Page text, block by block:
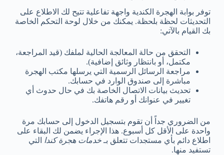
توفر بوابة الهجرة الكندية واجهة تفاعلية تتيح لك الاطلاع على
التحديثات لحظة بلحظة. يمكنك من خلال لوحة التحكم الخاصة
بك القيام بالآتي:
التحقق من حالة المعالجة الحالية لملفك (قيد المراجعة،
مكتمل، أو بانتظار وثائق إضافية).
مراجعة الرسائل الرسمية التي يرسلها مكتب الهجرة
مباشرة إلى صندوق الوارد في حسابك.
تحديث بيانات الاتصال الخاصة بك في حال حدوث أي
تغيير في عنوانك أو رقم هاتفك.
من الضروري جداً أن تقوم بتسجيل الدخول إلى حسابك مرة
واحدة على الأقل كل أسبوع. هذا الإجراء يضمن لك البقاء على
اطلاع دائم بأي مستجدات تتعلق بـخدمات هجرة كندا التي
تستفيد منها.